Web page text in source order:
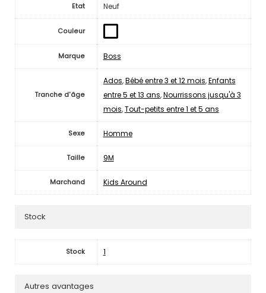
Etat Neuf
Couleur
Marque Boss
Tranche d'âge
Ados,Bébé entre 3 et 12 mois,Enfants
entre 5 et 13 ans,Nourrissons jusqu'à 3
mois,Tout-petits entre 1 et 5 ans
Sexe Homme
Taille 9M
Marchand Kids Around
Stock
Stock 1
Autres avantages